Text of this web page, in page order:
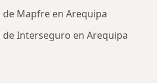
Mapfre en Arequipa
Interseguro en Arequipa